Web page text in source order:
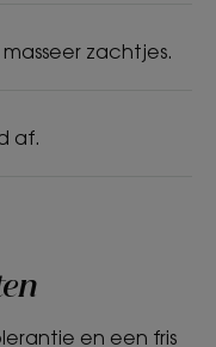
zachtjes.
af.
en een fris